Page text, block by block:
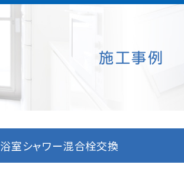
施工事例
浴室シャワー混合栓交換